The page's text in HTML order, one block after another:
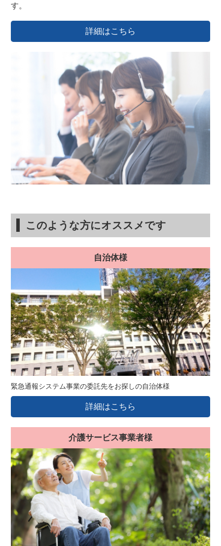
す。
詳細はこちら
このような方にオススメです
自治体様
緊急通報システム事業の委託先をお探しの自治体様
詳細はこちら
介護サービス事業者様